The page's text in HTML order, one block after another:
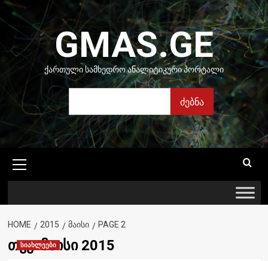
Skip
to
content
GMAS.GE
ᲥᲐᲠᲗᲣᲚᲘ ᲡᲐᲛᲮᲔᲓᲠᲝ ᲐᲜᲐᲚᲘᲢᲘᲙᲣᲠᲘ ᲞᲝᲠᲢᲐᲚᲘ
ძებნა
Menu
HOME 2015 ᲛᲐᲘᲡᲘ PAGE 2
თვე:მაისი 2015
სიახლეები